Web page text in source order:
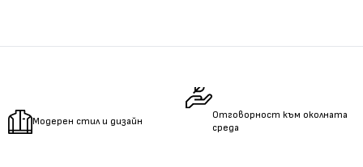
Модерен стил и дизайн
Отговорност към околната
среда